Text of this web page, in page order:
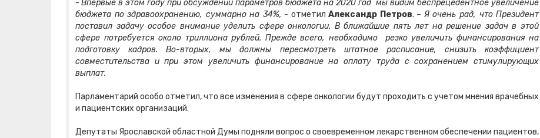
- Впервые в этом году при обсуждении параметров бюджета на 2020 год мы видим беспрецедентное увеличение
бюджета по здравоохранению, суммарно на 34%, - отметилАлександр Петров. – Я очень рад, что Президент
поставил задачу особое внимание уделить сфере онкологии. В ближайшие пять лет на решение задач в этой
сфере потребуется около триллиона рублей. Прежде всего, необходимо резко увеличить финансирования на
подготовку кадров. Во-вторых, мы должны пересмотреть штатное расписание, снизить коэффициент
совместительства и при этом увеличить финансирование на оплату труда с сохранением стимулирующих
выплат.
Парламентарий особо отметил, что все изменения в сфере онкологии будут проходить с учетом мнения врачебных
и пациентских организаций.
Депутаты Ярославской областной Думы подняли вопрос о своевременном лекарственном обеспечении пациентов,